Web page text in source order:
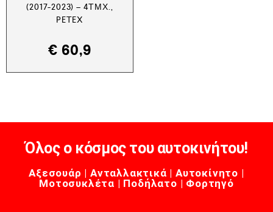
(2017-2023) – 4ΤΜΧ.,
PETEX
€ 60,9
Όλος ο κόσμος του αυτοκινήτου!
Αξεσουάρ | Ανταλλακτικά | Αυτοκίνητο |
Μοτοσυκλέτα | Ποδήλατο | Φορτηγό